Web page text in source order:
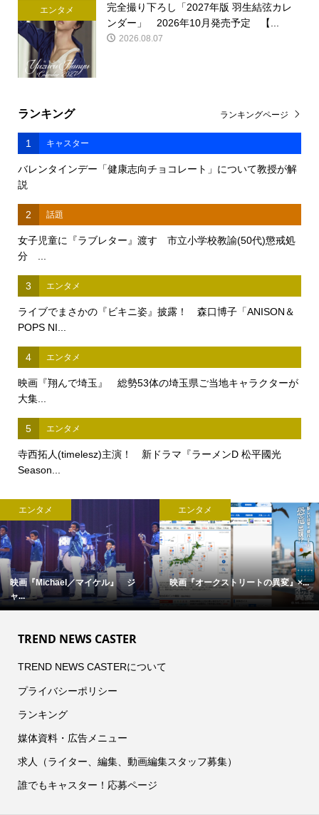
エンタメ
完全撮り下ろし「2027年版 羽生結弦カレ
ンダー」 2026年10月発売予定 【...
2026.08.07
ランキング
1 キャスター
バレンタインデー「健康志向チョコレート」について教授が解
説
2 話題
女子児童に『ラブレター』渡す 市立小学校教諭(50代)懲戒処
分 ...
3 エンタメ
ライブでまさかの『ビキニ姿』披露！ 森口博子「ANISON＆
POPS NI...
4 エンタメ
映画『翔んで埼玉』 総勢53体の埼玉県ご当地キャラクターが
大集...
5 エンタメ
寺西拓人(timelesz)主演！ 新ドラマ『ラーメンD 松平國光
Season...
ランキングページ
エンタメ
映画『Michael／マイケル』 ジ
ャ...
エンタメ
映画『オークストリートの異変』×...
TREND NEWS CASTER
TREND NEWS CASTERについて
プライバシーポリシー
ランキング
媒体資料・広告メニュー
求人（ライター、編集、動画編集スタッフ募集）
誰でもキャスター！応募ページ